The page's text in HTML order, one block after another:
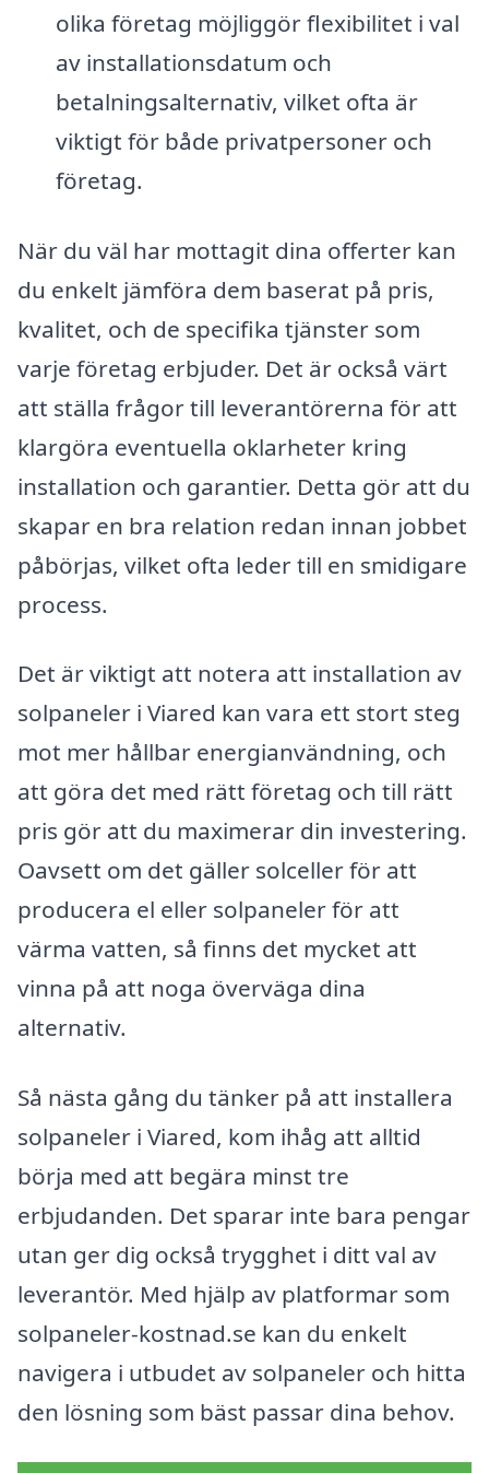
olika företag möjliggör flexibilitet i val
av installationsdatum och
betalningsalternativ, vilket ofta är
viktigt för både privatpersoner och
företag.
När du väl har mottagit dina offerter kan
du enkelt jämföra dem baserat på pris,
kvalitet, och de specifika tjänster som
varje företag erbjuder. Det är också värt
att ställa frågor till leverantörerna för att
klargöra eventuella oklarheter kring
installation och garantier. Detta gör att du
skapar en bra relation redan innan jobbet
påbörjas, vilket ofta leder till en smidigare
process.
Det är viktigt att notera att installation av
solpaneler i Viared kan vara ett stort steg
mot mer hållbar energianvändning, och
att göra det med rätt företag och till rätt
pris gör att du maximerar din investering.
Oavsett om det gäller solceller för att
producera el eller solpaneler för att
värma vatten, så finns det mycket att
vinna på att noga överväga dina
alternativ.
Så nästa gång du tänker på att installera
solpaneler i Viared, kom ihåg att alltid
börja med att begära minst tre
erbjudanden. Det sparar inte bara pengar
utan ger dig också trygghet i ditt val av
leverantör. Med hjälp av platformar som
solpaneler-kostnad.se kan du enkelt
navigera i utbudet av solpaneler och hitta
den lösning som bäst passar dina behov.